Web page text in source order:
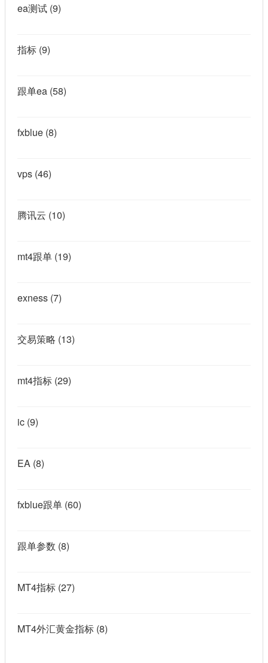
ea测试 (9)
指标 (9)
跟单ea (58)
fxblue (8)
vps (46)
腾讯云 (10)
mt4跟单 (19)
exness (7)
交易策略 (13)
mt4指标 (29)
ic (9)
EA (8)
fxblue跟单 (60)
跟单参数 (8)
MT4指标 (27)
MT4外汇黄金指标 (8)